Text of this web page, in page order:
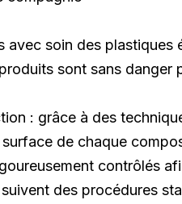
soin des
sont sans danger
: grâce à des
de chaque
contrôlés
des procédures